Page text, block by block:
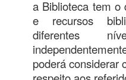
a Biblioteca tem o
e recursos
diferentes
poderá considerar